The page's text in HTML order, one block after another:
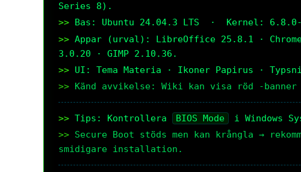
Series 8).
Bas: Ubuntu 24.04.3 LTS  ·  Kernel:
Appar (urval): LibreOffice 25.8.1 ·
3.0.20 · GIMP 2.10.36.
UI: Tema Materia · Ikoner Papirus ·
Känd avvikelse: Wiki kan visa röd -
Tips: Kontrollera BIOS Mode
i Windows
Secure Boot stöds men kan krångla →
smidigare installation.